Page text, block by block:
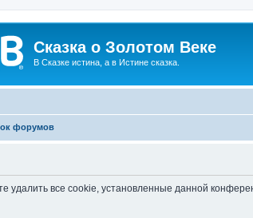
Сказка о Золотом Веке
В Сказке истина, а в Истине сказка.
форумов
удалить все cookie, установленные данной